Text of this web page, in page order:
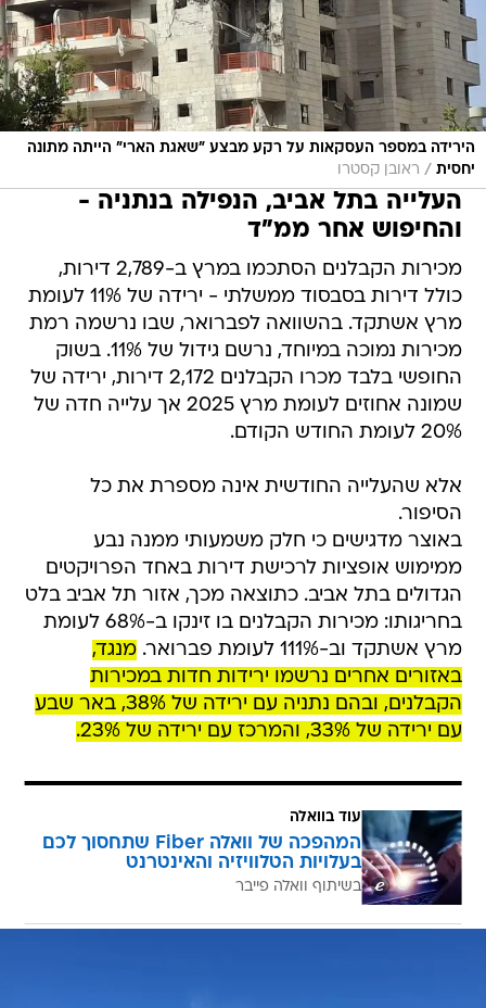
הירידה במספר העסקאות על רקע מבצע "שאגת הארי" הייתה מתונה
יחסית / ראובן קסטרו
העלייה בתל אביב, הנפילה בנתניה -
והחיפוש אחר ממ"ד
מכירות הקבלנים הסתכמו במרץ ב-2,789 דירות,
כולל דירות בסבסוד ממשלתי - ירידה של 11% לעומת
מרץ אשתקד. בהשוואה לפברואר, שבו נרשמה רמת
מכירות נמוכה במיוחד, נרשם גידול של 11%. בשוק
החופשי בלבד מכרו הקבלנים 2,172 דירות, ירידה של
שמונה אחוזים לעומת מרץ 2025 אך עלייה חדה של
20% לעומת החודש הקודם.
אלא שהעלייה החודשית אינה מספרת את כל
הסיפור.
באוצר מדגישים כי חלק משמעותי ממנה נבע
ממימוש אופציות לרכישת דירות באחד הפרויקטים
הגדולים בתל אביב. כתוצאה מכך, אזור תל אביב בלט
בחריגותו: מכירות הקבלנים בו זינקו ב-68% לעומת
מרץ אשתקד וב-111% לעומת פברואר.
מנגד,
באזורים אחרים נרשמו ירידות חדות במכירות
הקבלנים, ובהם נתניה עם ירידה של 38%, באר שבע
עם ירידה של 33%, והמרכז עם ירידה של 23%.
עוד בוואלה
המהפכה של וואלה Fiber שתחסוך לכם
בעלויות הטלוויזיה והאינטרנט
בשיתוף וואלה פייבר